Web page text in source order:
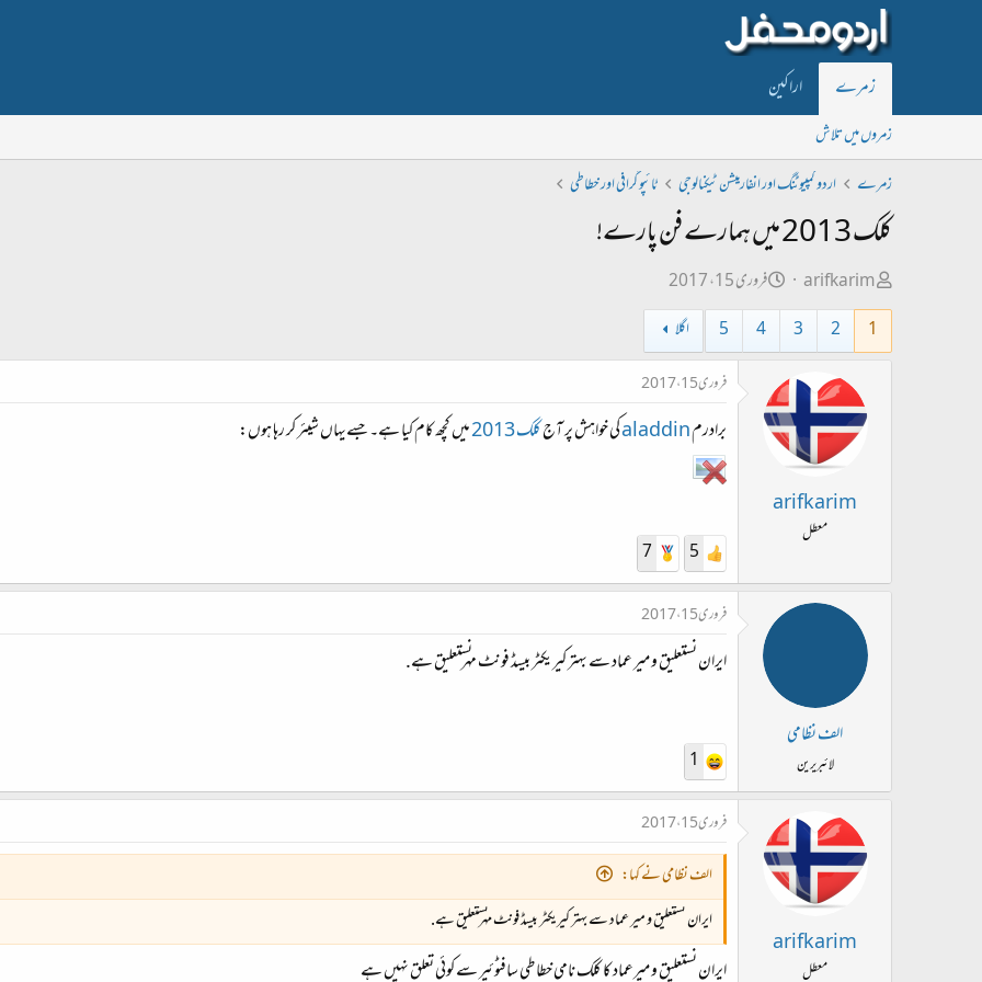
زمرے اراکین
زمروں میں تلاش
زمرے
اردو کمپیوٹنگ اور انفارمیشن ٹیکنالوجی ٹائپو گرافی اور خطاطی
کلک 2013 میں ہمارے فن پارے!
ص
ا
ح
arifkarim
ت
ا
ر
خ
ا
ء
فروری 15، 2017
1
2
3
4
5 اگلا
arifkarim
معطل
فروری 15، 2017
برادرمaladdinکی خواہش پر آجکلک 2013 میں کچھ کام کیا ہے۔ جسےیہاں شیئر کر رہا ہوں:
5
7
الف نظامی
لائبریرین
فروری 15، 2017
ایران نستعلیق و میر عماد سے بہتر کیریکٹر بیسڈ فونٹ مہر نستعلیق ہے.
1
arifkarim
معطل
فروری 15، 2017
الف نظامی نے کہا:
ایران نستعلیق و میر عماد سے بہتر کیریکٹر بیسڈ فونٹ مہر نستعلیق ہے.
ایران نستعلیق و میرعماد کا کلک نامی خطاطی سافٹوئیر سے کوئی تعلق نہیں ہے